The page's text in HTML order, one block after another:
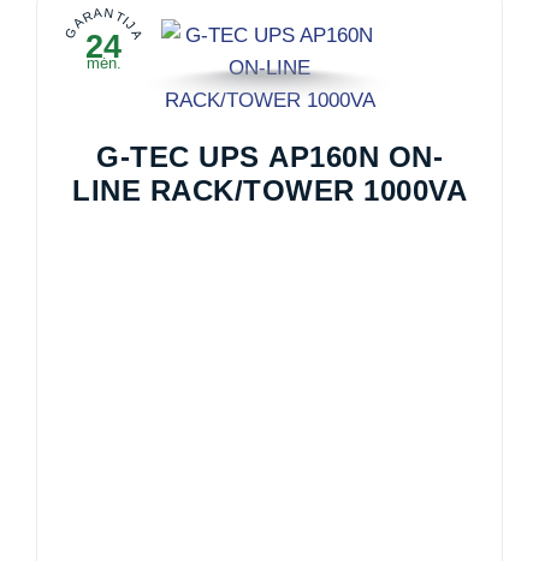
GARANTIJA
24
mėn.
G-TEC UPS AP160N ON-
LINE RACK/TOWER 1000VA